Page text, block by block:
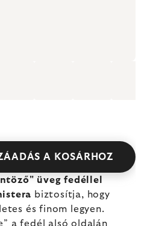
A KOSÁRHOZ
üveg fedéllel
biztosítja, hogy
és finom legyen.
a fedél alsó oldalán